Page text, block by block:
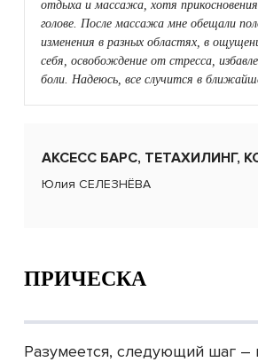
отдыха и массажа, хотя
голове. После массажа мне обещали
изменения в разных областях, в
себя, освобождение от стресса,
боли. Надеюсь, все случится в
АКСЕСС БАРС, ТЕТАХИЛИНГ,
Юлия СЕЛЕЗНЁВА
ПРИЧЕСКА
Разумеется, следующий шаг –